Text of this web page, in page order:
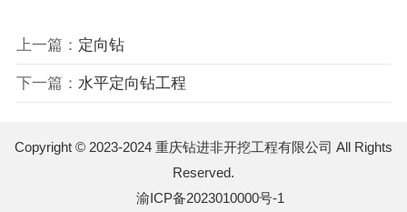
上一篇： 定向钻
下一篇： 水平定向钻工程
Copyright © 2023-2024 重庆钻进非开挖工程有限公司 All Rights
Reserved.
渝ICP备2023010000号-1